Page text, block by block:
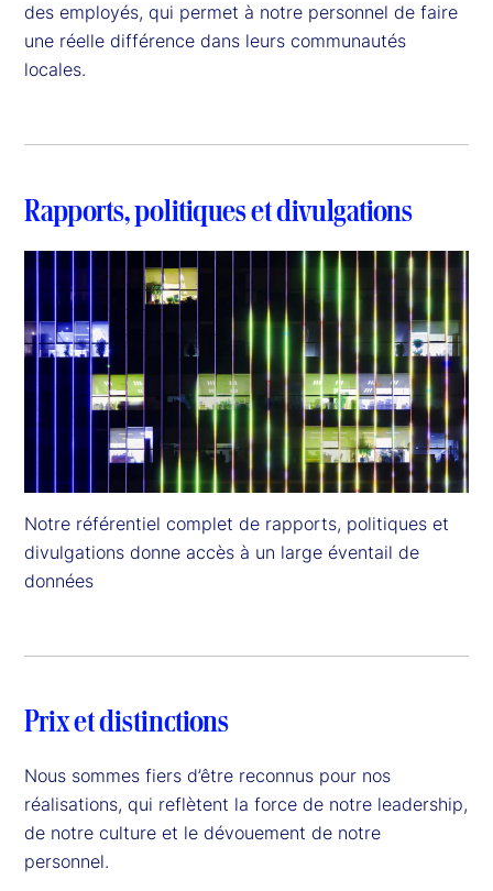
des employés, qui permet à notre personnel de faire
une réelle différence dans leurs communautés
locales.
Rapports, politiques et divulgations
Notre référentiel complet de rapports, politiques et
divulgations donne accès à un large éventail de
données
Prix et distinctions
Nous sommes fiers d’être reconnus pour nos
réalisations, qui reflètent la force de notre leadership,
de notre culture et le dévouement de notre
personnel.